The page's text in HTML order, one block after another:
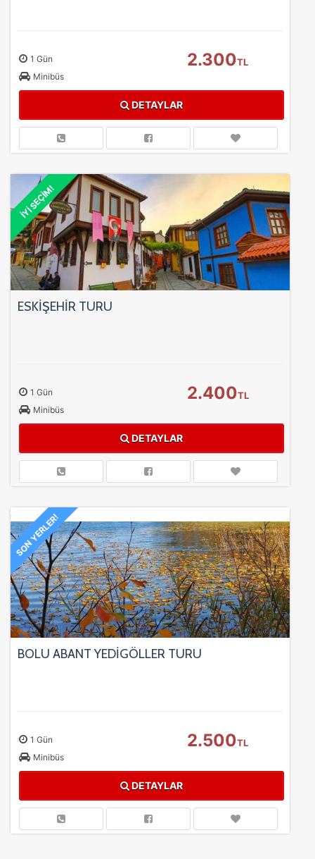
1 Gün
Minibüs
2.300TL
DETAYLAR
İYİ SEÇİM!
ESKİŞEHİR TURU
1 Gün
Minibüs
2.400TL
DETAYLAR
SON YERLER!
BOLU ABANT YEDİGÖLLER TURU
1 Gün
Minibüs
2.500TL
DETAYLAR